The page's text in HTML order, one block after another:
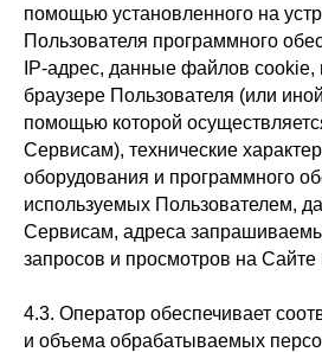
помощью установленного на
Пользователя программного
IP-адрес, данные файлов
браузере Пользователя (или
помощью которой
Сервисам), технические
оборудования и программного
используемых Пользователем,
Сервисам, адреса
запросов и просмотров на Сайте
4.3. Оператор обеспечивает
и объема обрабатываемых